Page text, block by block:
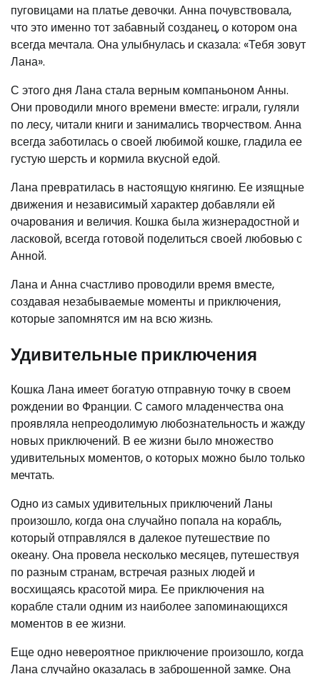
пуговицами на платье девочки. Анна почувствовала,
что это именно тот забавный созданец, о котором она
всегда мечтала. Она улыбнулась и сказала: «Тебя зовут
Лана».
С этого дня Лана стала верным компаньоном Анны.
Они проводили много времени вместе: играли, гуляли
по лесу, читали книги и занимались творчеством. Анна
всегда заботилась о своей любимой кошке, гладила ее
густую шерсть и кормила вкусной едой.
Лана превратилась в настоящую княгиню. Ее изящные
движения и независимый характер добавляли ей
очарования и величия. Кошка была жизнерадостной и
ласковой, всегда готовой поделиться своей любовью с
Анной.
Лана и Анна счастливо проводили время вместе,
создавая незабываемые моменты и приключения,
которые запомнятся им на всю жизнь.
Удивительные приключения
Кошка Лана имеет богатую отправную точку в своем
рождении во Франции. С самого младенчества она
проявляла непреодолимую любознательность и жажду
новых приключений. В ее жизни было множество
удивительных моментов, о которых можно было только
мечтать.
Одно из самых удивительных приключений Ланы
произошло, когда она случайно попала на корабль,
который отправлялся в далекое путешествие по
океану. Она провела несколько месяцев, путешествуя
по разным странам, встречая разных людей и
восхищаясь красотой мира. Ее приключения на
корабле стали одним из наиболее запоминающихся
моментов в ее жизни.
Еще одно невероятное приключение произошло, когда
Лана случайно оказалась в заброшенной замке. Она